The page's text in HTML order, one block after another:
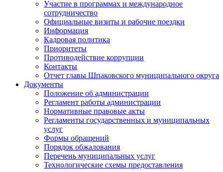
Участие в программах и международное
сотрудничество
Официальные визиты и рабочие поездки
Информация
Кадровая политика
Приоритеты
Противодействие коррупции
Контакты
Отчет главы Шпаковского муниципального округа
Документы
Положение об администрации
Регламент работы администрации
Нормативные правовые акты
Регламенты государственных и муниципальных
услуг
Формы обращений
Порядок обжалования
Перечень муниципальных услуг
Технологические схемы предоставления